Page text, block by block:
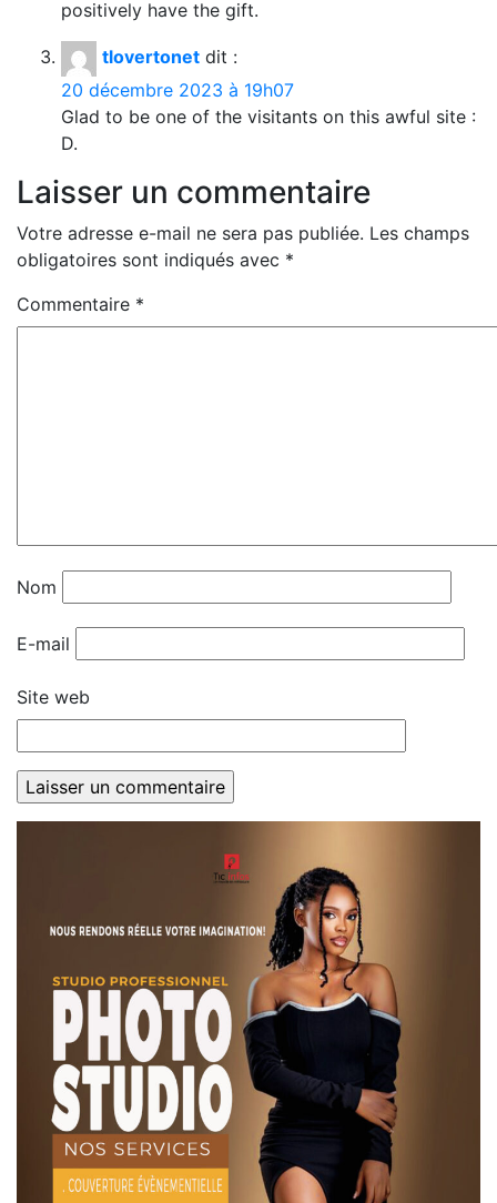
positively have the gift.
tlovertonet dit :
20 décembre 2023 à 19h07
Glad to be one of the visitants on this awful site :
D.
Laisser un commentaire
Votre adresse e-mail ne sera pas publiée. Les champs
obligatoires sont indiqués avec *
Commentaire *
Nom
E-mail
Site web